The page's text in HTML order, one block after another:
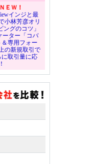
ＥＷ！
インジと最
小林芳彦オリ
グのコツ」
ーター「コバ
専用フォー
の新規取引で
に取引量に応